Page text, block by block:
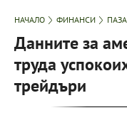
НАЧАЛО ФИНАНСИ
Данните за
труда
трейдъри